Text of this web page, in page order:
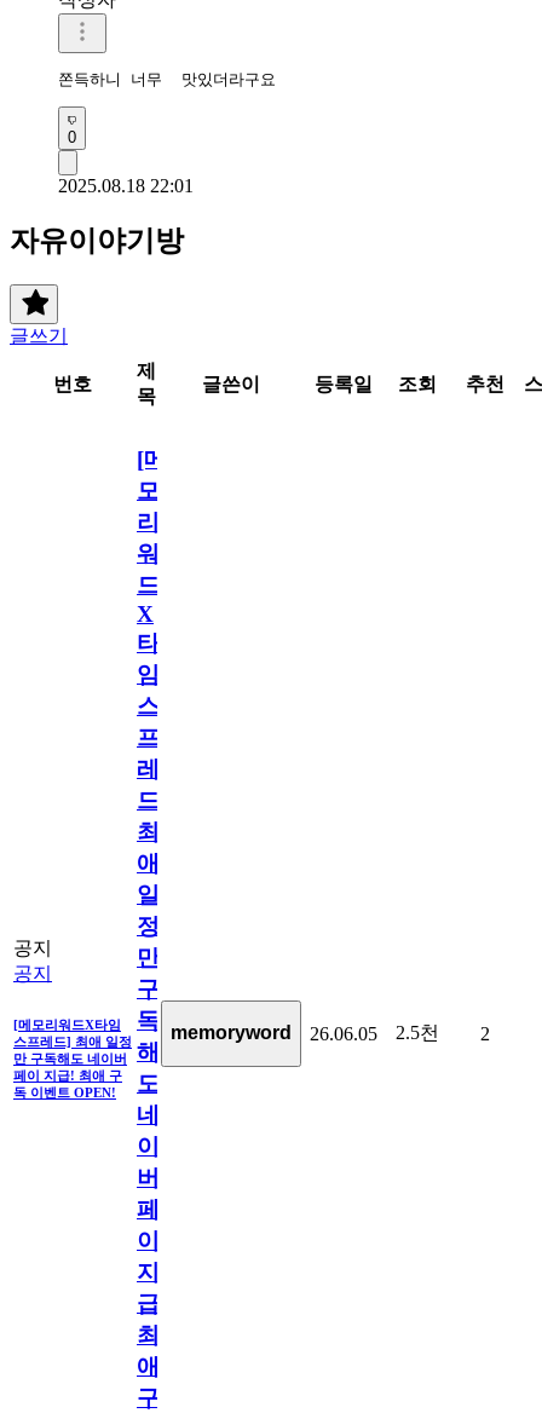
쫀득하니 너무  맛있더라구요
0
2025.08.18 22:01
자유이야기방
글쓰기
번호
제
목
글쓴이 등록일 조회 추천
공지
공지
[메모리워드X타임
스프레드] 최애 일정
만 구독해도 네이버
페이 지급! 최애 구
독 이벤트 OPEN!
[메
모
리
워
드
X
타
임
스
프
레
드]
최
애
일
정
만
구
독
해
도
네
이
버
페
이
지
급!
최
애
구
memoryword 26.06.05 2.5천 2